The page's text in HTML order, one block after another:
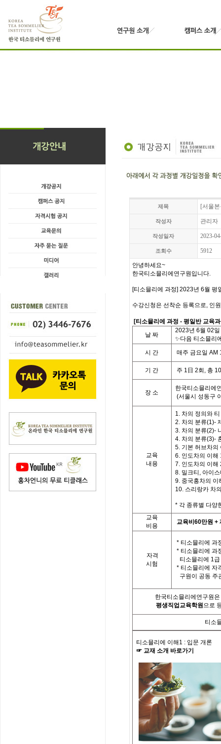
제목 [서울
작성자 관리자
작성일자 2023-
조회수 5912
안녕하세요~
한국티소믈리에연구원입니다.
[티소믈리에 과정] 2023년 6월 평
수강신청은 선착순 등록으로, 인
[티소믈리에 과정 - 평일반 교육
날 짜
2023년 6월 02일
✨다음 티소믈리
시
간 매주 금요일 AM
기 간 주 1 日 2회 , 총 10
장 소
한국티소믈리에
(서울시 성동구
교육
내용
1. 차의 정의와
2. 차의 분류(1)-
3. 차의 분류(2)-
4. 차의 분류(3)-
5. 기본 허브차의
6. 인도차의 이해
7. 인도차의 이해
8. 밀크티, 아이
9. 중국홍차의 이
10. 스리랑카 차
* 각 종류별 다양
교육
비용
교육비 60만원 +
자격
시험
* 티소믈리에 과
* 티소믈리에 과
티소믈리에 1
* 티소믈리에 자
구원이 공동 주
한국티소믈리에연구원
평생직업교육학원으로
티소
티소믈리에 이해 1 : 입문 개론
☞ 교재 소개 바로가기